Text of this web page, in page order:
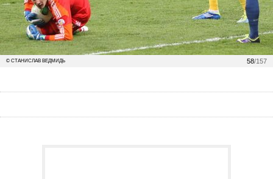
58/157
© СТАНИСЛАВ ВЕДМИДЬ